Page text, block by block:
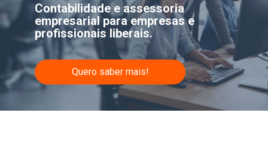
Contabilidade e assessoria
empresarial para empresas e
profissionais liberais.
Quero saber mais!